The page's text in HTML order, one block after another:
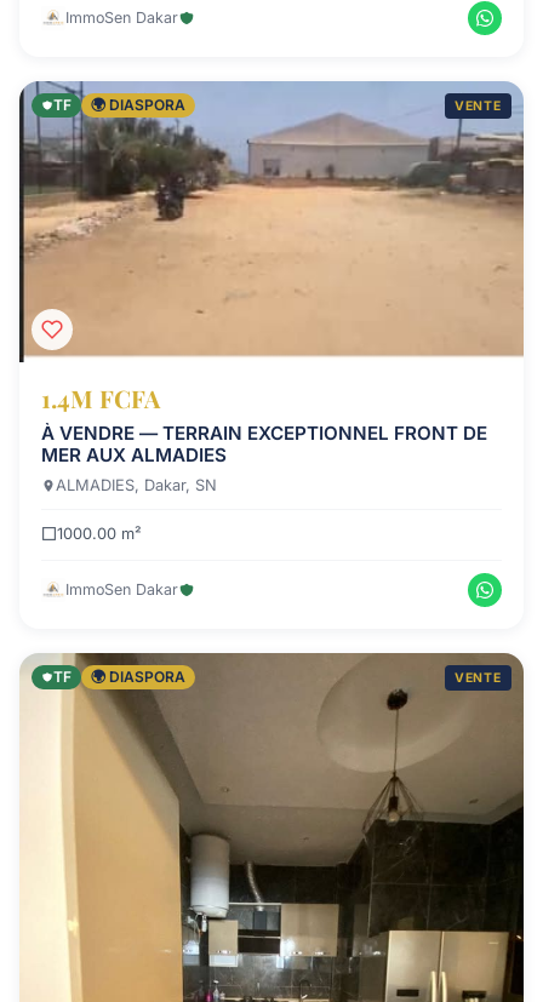
ImmoSen Dakar
TF 🌍 DIASPORA VENTE
1.4M FCFA
À VENDRE — TERRAIN EXCEPTIONNEL FRONT DE
MER AUX ALMADIES
ALMADIES, Dakar, SN
1000.00 m²
ImmoSen Dakar
TF 🌍 DIASPORA VENTE